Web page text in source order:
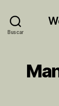
Buscar
Categorías